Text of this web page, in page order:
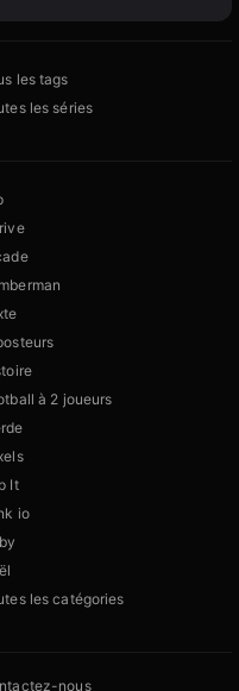
les tags
les séries
à 2 joueurs
It
io
les catégories
nous